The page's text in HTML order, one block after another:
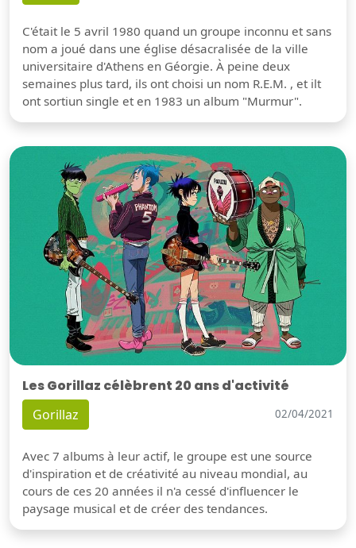
C'était le 5 avril 1980 quand un groupe inconnu et sans
nom a joué dans une église désacralisée de la ville
universitaire d'Athens en Géorgie. À peine deux
semaines plus tard, ils ont choisi un nom R.E.M. , et ilt
ont sortiun single et en 1983 un album "Murmur".
Les Gorillaz célèbrent 20 ans d'activité
Gorillaz 02/04/2021
Avec 7 albums à leur actif, le groupe est une source
d'inspiration et de créativité au niveau mondial, au
cours de ces 20 années il n'a cessé d'influencer le
paysage musical et de créer des tendances.